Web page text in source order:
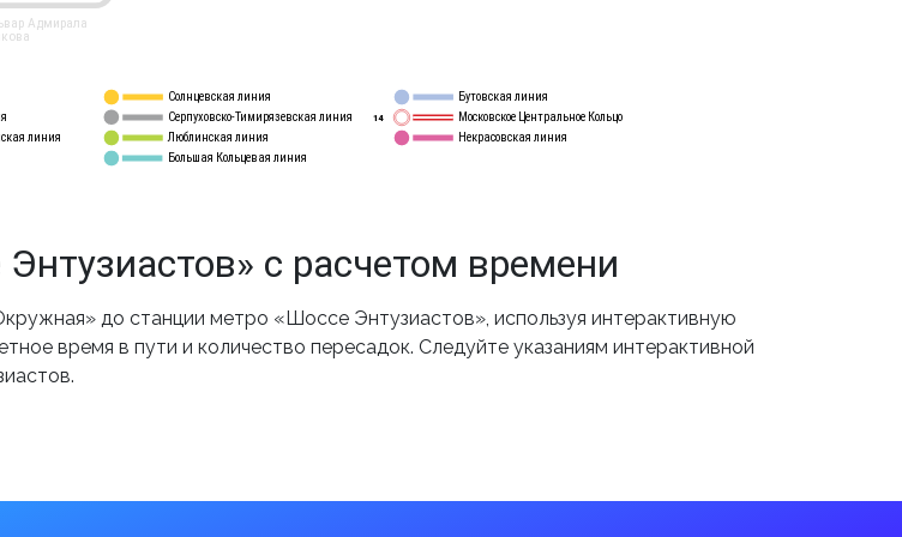
линия
Солнцевская линия
Серпуховско-Тимирязевская линия
Люблинская линия
Бутовская линия
Московское Центральное Кольцо
Большая Кольцевая линия
Некрасовская линия
14
Адмирала
с расчетом времени
до станции метро «Шоссе Энтузиастов», используя интерактивную
время в пути и количество пересадок. Следуйте указаниям интерактивной